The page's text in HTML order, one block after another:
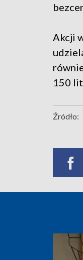
Akcji
150
Źródło: